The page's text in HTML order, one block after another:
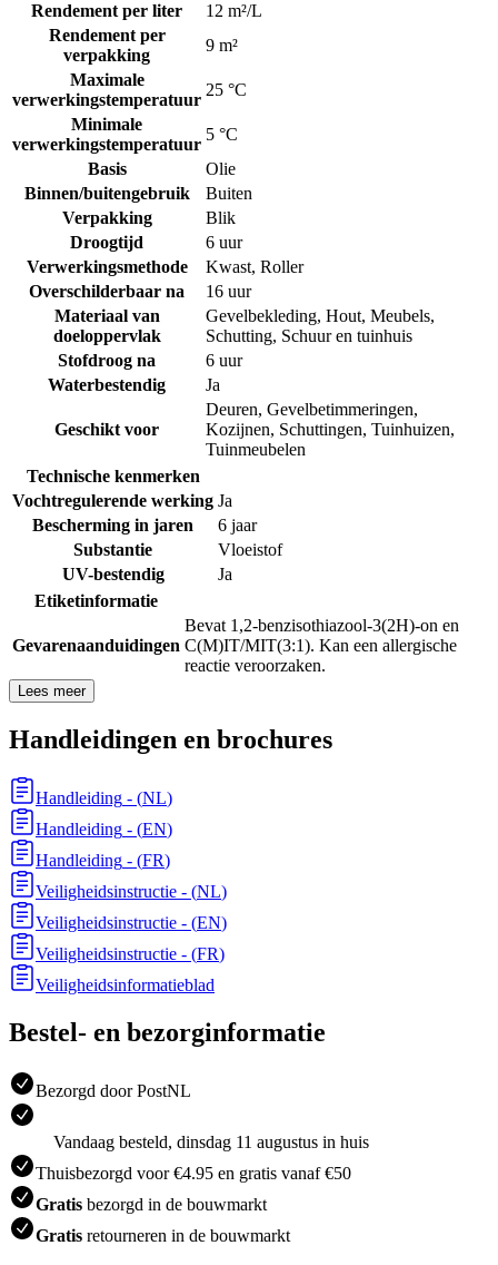
Rendement per liter
12 m²/L
Rendement per
verpakking
9 m²
Maximale
verwerkingstemperatuur
25 °C
Minimale
verwerkingstemperatuur
5 °C
Basis
Olie
Binnen/buitengebruik
Buiten
Verpakking
Blik
Droogtijd
6 uur
Verwerkingsmethode
Kwast, Roller
Overschilderbaar na
16 uur
Materiaal van
doeloppervlak
Gevelbekleding, Hout, Meubels,
Schutting, Schuur en tuinhuis
Stofdroog na
6 uur
Waterbestendig
Ja
Geschikt voor
Deuren, Gevelbetimmeringen,
Kozijnen, Schuttingen, Tuinhuizen,
Tuinmeubelen
Technische kenmerken
Vochtregulerende werking Ja
Bescherming in jaren
6 jaar
Substantie
Vloeistof
UV-bestendig
Ja
Etiketinformatie
Gevarenaanduidingen
Bevat 1,2-benzisothiazool-3(2H)-on en
C(M)IT/MIT(3:1). Kan een allergische
reactie veroorzaken.
Lees meer
Handleidingen en brochures
Handleiding - (NL)
Handleiding - (EN)
Handleiding - (FR)
Veiligheidsinstructie - (NL)
Veiligheidsinstructie - (EN)
Veiligheidsinstructie - (FR)
Veiligheidsinformatieblad
Bestel- en bezorginformatie
Bezorgd door PostNL
Vandaag besteld, dinsdag 11 augustus in huis
Thuisbezorgd voor €4.95 en gratis vanaf €50
Gratis bezorgd in de bouwmarkt
Gratis retourneren in de bouwmarkt